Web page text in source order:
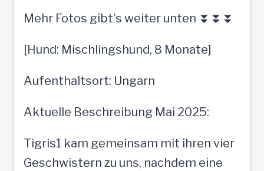
Mehr Fotos gibt’s weiter unten ⏬⏬⏬
[Hund: Mischlingshund, 8 Monate]
Aufenthaltsort: Ungarn
Aktuelle Beschreibung Mai 2025:
Tigris1 kam gemeinsam mit ihren vier
Geschwistern zu uns, nachdem eine